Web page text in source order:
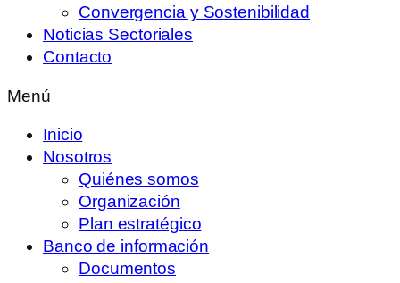
Convergencia y Sostenibilidad
Noticias Sectoriales
Contacto
Menú
Inicio
Nosotros
Quiénes somos
Organización
Plan estratégico
Banco de información
Documentos